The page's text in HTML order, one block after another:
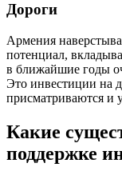
Дороги
Армения
потенциал,
в ближайшие годы
Это инвестиции на
присматриваются и
Какие
поддержке